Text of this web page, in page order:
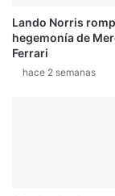
Lando Norris
hegemonía de
Ferrari
hace 2 semanas